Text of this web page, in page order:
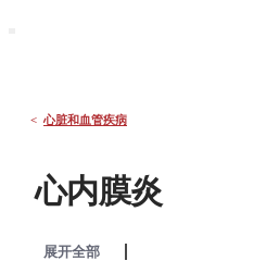
< 心脏和血管疾病
心内膜炎
展开全部